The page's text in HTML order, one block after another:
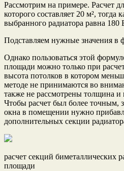
Рассмотрим на примере. Расчет
которого составляет 20 м²,
выбранного радиатора равна 180
Подставляем нужные значения в
Однако пользоваться этой
площади можно только при
высота потолков в котором
методе не принимаются во
также не рассмотрены толщина и
Чтобы расчет был более точным,
окна в помещении нужно
дополнительных секции
расчет секций биметаллических
площади